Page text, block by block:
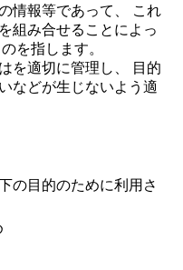
情報等であって、 これ
組み合せることによっ
を指します。
を適切に管理し、 目的
などが生じないよう適
の目的のために利用さ